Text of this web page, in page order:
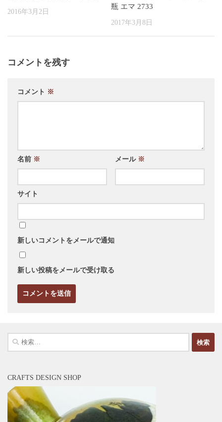
2016年3月2日
瓶 エマ 2733
2017年3月8日
コメントを残す
コメント ※
名前 ※ メール ※
サイト
新しいコメントをメールで通知
新しい投稿をメールで受け取る
検
索:
CRAFTS DESIGN SHOP